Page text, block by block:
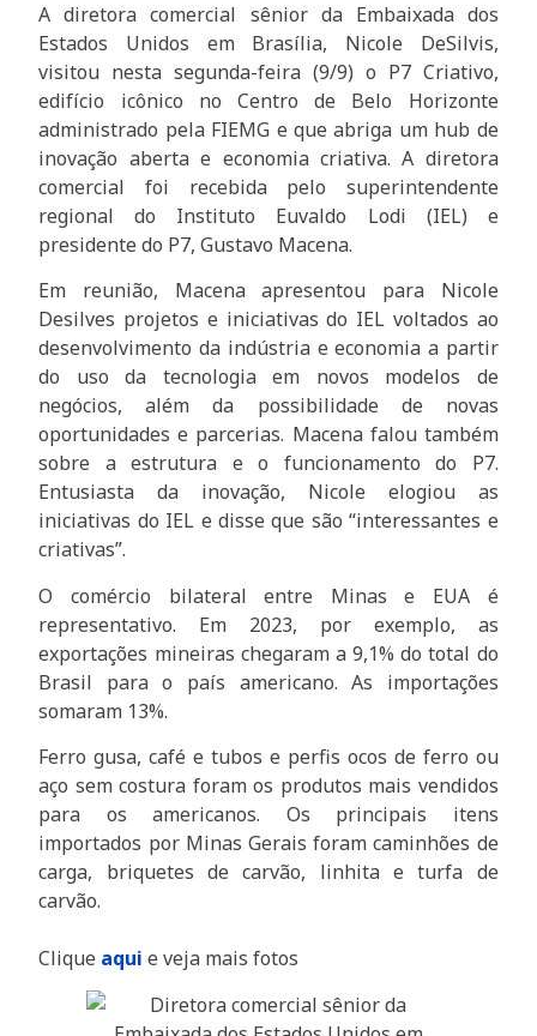
A diretora comercial sênior da Embaixada dos
Estados Unidos em Brasília, Nicole DeSilvis,
visitou nesta segunda-feira (9/9) o P7 Criativo,
edifício icônico no Centro de Belo Horizonte
administrado pela FIEMG e que abriga um hub de
inovação aberta e economia criativa. A diretora
comercial foi recebida pelo superintendente
regional do Instituto Euvaldo Lodi (IEL) e
presidente do P7, Gustavo Macena.
Em reunião, Macena apresentou para Nicole
Desilves projetos e iniciativas do IEL voltados ao
desenvolvimento da indústria e economia a partir
do uso da tecnologia em novos modelos de
negócios, além da possibilidade de novas
oportunidades e parcerias. Macena falou também
sobre a estrutura e o funcionamento do P7.
Entusiasta da inovação, Nicole elogiou as
iniciativas do IEL e disse que são “interessantes e
criativas”.
O comércio bilateral entre Minas e EUA é
representativo. Em 2023, por exemplo, as
exportações mineiras chegaram a 9,1% do total do
Brasil para o país americano. As importações
somaram 13%.
Ferro gusa, café e tubos e perfis ocos de ferro ou
aço sem costura foram os produtos mais vendidos
para os americanos. Os principais itens
importados por Minas Gerais foram caminhões de
carga, briquetes de carvão, linhita e turfa de
carvão.
Clique aqui e veja mais fotos